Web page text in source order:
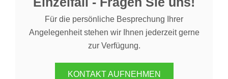
Für die persönliche Besprechung Ihrer
Angelegenheit stehen wir Ihnen jederzeit gerne
zur Verfügung.
KONTAKT AUFNEHMEN